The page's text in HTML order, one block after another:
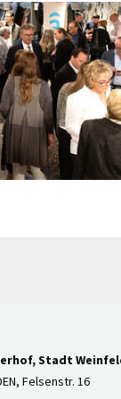
Stadt
Felsenstr. 16